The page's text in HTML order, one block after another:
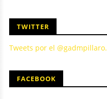
TWITTER
Tweets por el @gadmpillaro.
FACEBOOK